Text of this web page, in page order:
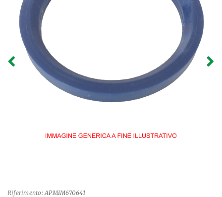
Riferimento: APMIM670641